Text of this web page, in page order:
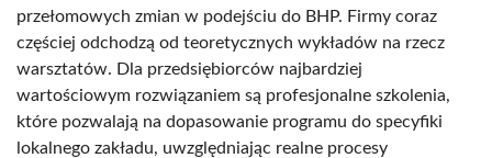
przełomowych zmian w podejściu do BHP. Firmy coraz
częściej odchodzą od teoretycznych wykładów na rzecz
warsztatów. Dla przedsiębiorców najbardziej
wartościowym rozwiązaniem są profesjonalne szkolenia,
które pozwalają na dopasowanie programu do specyfiki
lokalnego zakładu, uwzględniając realne procesy